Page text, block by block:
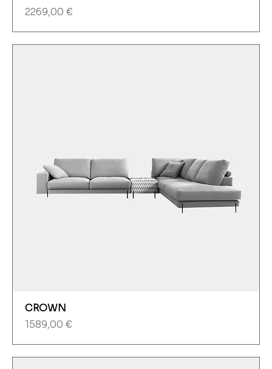
Precio
2269,00 €
CROWN
Precio
1589,00 €